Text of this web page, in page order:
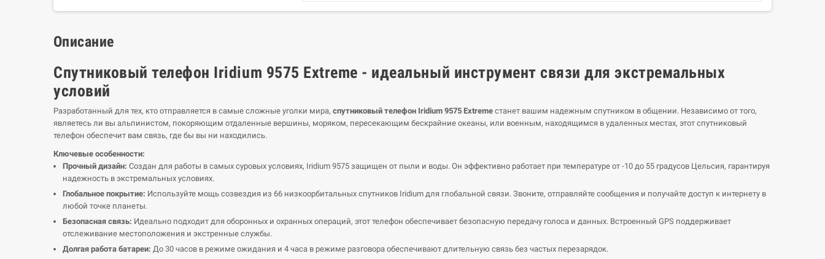
Описание
Спутниковый телефон Iridium 9575 Extreme - идеальный инструмент связи для экстремальных
условий
Разработанный для тех, кто отправляется в самые сложные уголки мира, спутниковый телефон Iridium 9575 Extreme станет вашим надежным спутником в общении. Независимо от того,
являетесь ли вы альпинистом, покоряющим отдаленные вершины, моряком, пересекающим бескрайние океаны, или военным, находящимся в удаленных местах, этот спутниковый
телефон обеспечит вам связь, где бы вы ни находились.
Ключевые особенности:
Прочный дизайн: Создан для работы в самых суровых условиях, Iridium 9575 защищен от пыли и воды. Он эффективно работает при температуре от -10 до 55 градусов Цельсия, гарантируя
надежность в экстремальных условиях.
Глобальное покрытие: Используйте мощь созвездия из 66 низкоорбитальных спутников Iridium для глобальной связи. Звоните, отправляйте сообщения и получайте доступ к интернету в
любой точке планеты.
Безопасная связь: Идеально подходит для оборонных и охранных операций, этот телефон обеспечивает безопасную передачу голоса и данных. Встроенный GPS поддерживает
отслеживание местоположения и экстренные службы.
Долгая работа батареи: До 30 часов в режиме ожидания и 4 часа в режиме разговора обеспечивают длительную связь без частых перезарядок.